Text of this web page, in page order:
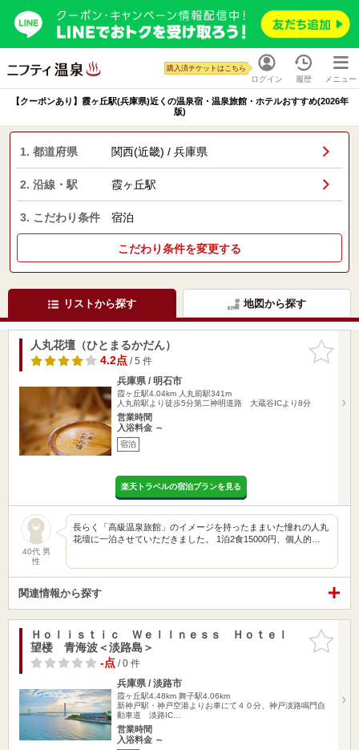
ログイン
購入済チケットはこちら
履歴 メニュー
【クーポンあり】霞ヶ丘駅(兵庫県)近くの温泉宿・温泉旅館・ホテルおすすめ(2026年
版)
1. 都道府県 関西(近畿) / 兵庫県
2. 沿線・駅 霞ヶ丘駅
3. こだわり条件 宿泊
こだわり条件を変更する
リストから探す 地図から探す
お気に入
りに追加
人丸花壇（ひとまるかだん）
4.2点/ 5 件
兵庫県 / 明石市
霞ヶ丘駅4.04km 人丸前駅341m
人丸前駅より徒歩5分第二神明道路 大蔵谷ICより8分
営業時間
入浴料金 ～
宿泊
楽天トラベルの宿泊プランを見る
40代 男
性
長らく「高級温泉旅館」のイメージを持ったままいた憧れの人丸
花壇に一泊させていただきました。 1泊2食15000円、個人的…
関連情報から探す
お気に入
りに追加
Ｈｏｌｉｓｔｉｃ Ｗｅｌｌｎｅｓｓ Ｈｏｔｅｌ
望楼 青海波＜淡路島＞
-点/ 0 件
兵庫県 / 淡路市
霞ヶ丘駅4.48km 舞子駅4.06km
新神戸駅・神戸空港よりお車にて４０分、神戸淡路鳴門自
動車道 淡路IC…
営業時間
入浴料金 ～